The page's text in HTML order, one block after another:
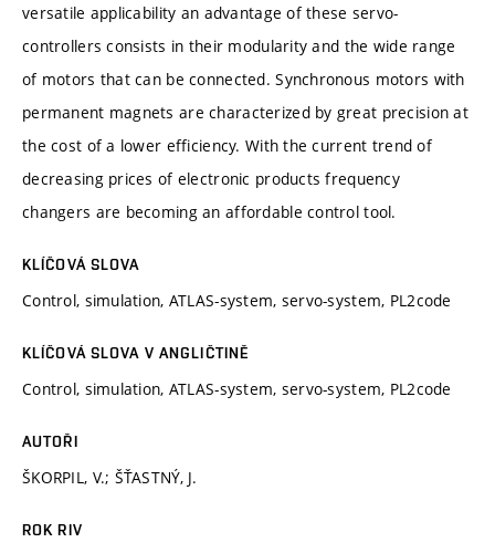
versatile applicability an advantage of these servo-
controllers consists in their modularity and the wide range
of motors that can be connected. Synchronous motors with
permanent magnets are characterized by great precision at
the cost of a lower efficiency. With the current trend of
decreasing prices of electronic products frequency
changers are becoming an affordable control tool.
KLÍČOVÁ SLOVA
Control, simulation, ATLAS-system, servo-system, PL2code
KLÍČOVÁ SLOVA V ANGLIČTINĚ
Control, simulation, ATLAS-system, servo-system, PL2code
AUTOŘI
ŠKORPIL, V.; ŠŤASTNÝ, J.
ROK RIV